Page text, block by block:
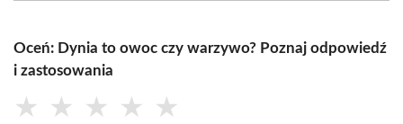
Oceń: Dynia to owoc czy warzywo? Poznaj odpowiedź
i zastosowania
★ ★ ★ ★ ★